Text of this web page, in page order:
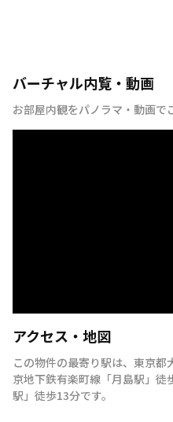
バーチャル内覧・動画
お部屋内観をパノラマ・動画で
アクセス・地図
この物件の最寄り駅は、 東京都
京地下鉄有楽町線 「月島駅 」 徒
駅 」 徒歩13分です。